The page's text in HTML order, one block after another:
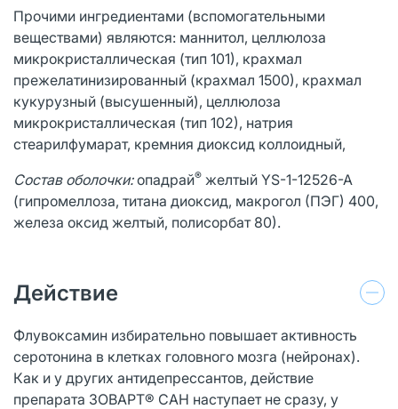
Прочими ингредиентами (вспомогательными
веществами) являются: маннитол, целлюлоза
микрокристаллическая (тип 101), крахмал
прежелатинизированный (крахмал 1500), крахмал
кукурузный (высушенный), целлюлоза
микрокристаллическая (тип 102), натрия
стеарилфумарат, кремния диоксид коллоидный,
Состав оболочки:опадрай® желтый YS-1-12526-A
(гипромеллоза, титана диоксид, макрогол (ПЭГ) 400,
железа оксид желтый, полисорбат 80).
Действие
Флувоксамин избирательно повышает активность
серотонина в клетках головного мозга (нейронах).
Как и у других антидепрессантов, действие
препарата ЗОВАРТ® САН наступает не сразу, у